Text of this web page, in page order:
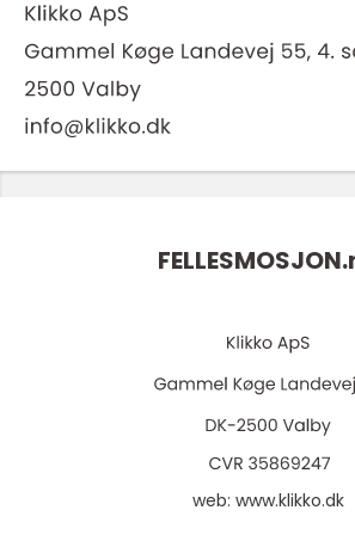
FELLESMOSJON.
web: www.klikko.dk